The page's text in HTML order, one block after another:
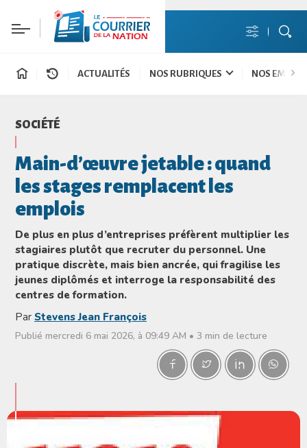
ACTUALITÉS NOS RUBRIQUES NOS
SOCIÉTÉ
Main-d’œuvre jetable : quand
les stages remplacent les
emplois
De plus en plus d’entreprises préfèrent multiplier les
stagiaires plutôt que recruter du personnel. Une
pratique discrète, mais bien ancrée, qui fragilise les
jeunes diplômés et interroge la responsabilité des
centres de formation.
ParStevens Jean François
Publié mercredi 6 mai 2026, à 09:49 AM • 3 min de lecture